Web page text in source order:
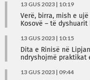
13 GUS 2023 | 10:19
Verë, birra, mish e
Kosovë – të
13 GUS 2023 | 10:15
Dita e Rinisë në
ndryshojmë praktikat
13 GUS 2023 | 09:44